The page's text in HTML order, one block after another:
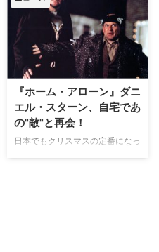
ラマ『ビッグバン★セオリー ギ
ークなボクらの恋愛法則』への出
演をオファーされていたものの、
3度も断ったと明かしている。英
Digital Spyが報じた。 【関連記
26年、マコーレー・カルキンが
現状を語る…
『ホーム・アローン』ダニ
エル・スターン、自宅であ
の"敵"と再会！
日本でもクリスマスの定番になっ